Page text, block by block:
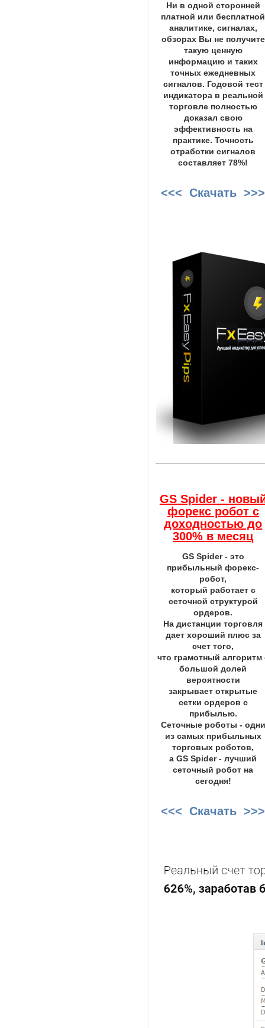
Ни в одной сторонней
платной или бесплатной
аналитике, сигналах,
обзорах Вы не получите
такую ценную
информацию и таких
точных ежедневных
сигналов. Годовой тест
индикатора в реальной
торговле полностью
доказал свою
эффективность на
практике. Точность
отработки сигналов
составляет 78%!
<<< Скачать >>>
GS Spider -
форекс робот с
доходностью до
300% в месяц
GS Spider - это
прибыльный форекс-
робот,
который работает с
сеточной структурой
ордеров.
На дистанции торговля
дает хороший плюс за
счет того,
что грамотный алгоритм
большой долей
вероятности
закрывает открытые
сетки ордеров с
прибылью.
Сеточные роботы - одни
из самых прибыльных
торговых роботов,
а GS Spider - лучший
сеточный робот на
сегодня!
<<< Скачать >>>